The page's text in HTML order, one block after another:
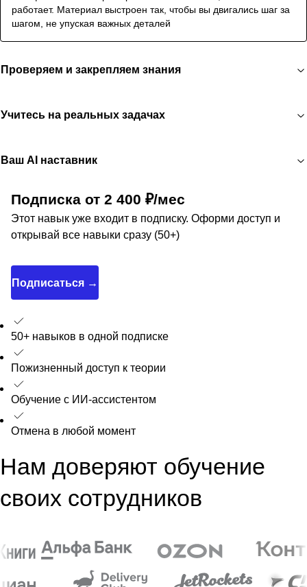
работает. Материал выстроен так, чтобы вы двигались шаг за
шагом, не упуская важных деталей
Проверяем и закрепляем знания
Учитесь на реальных задачах
Ваш AI наставник
Подписка от 2 400 ₽/мес
Этот навык уже входит в подписку. Оформи доступ и
открывай все навыки сразу (50+)
Подписаться →
50+ навыков в одной подписке
Пожизненный доступ к теории
Обучение с ИИ-ассистентом
Отмена в любой момент
Нам доверяют обучение
своих сотрудников